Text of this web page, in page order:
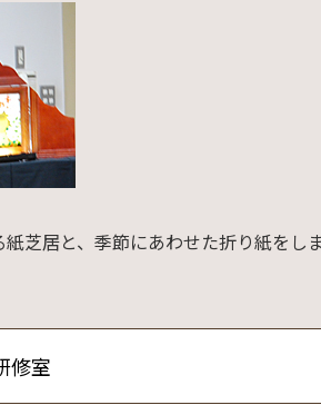
芝居と、季節にあわせた折り紙をし
修室